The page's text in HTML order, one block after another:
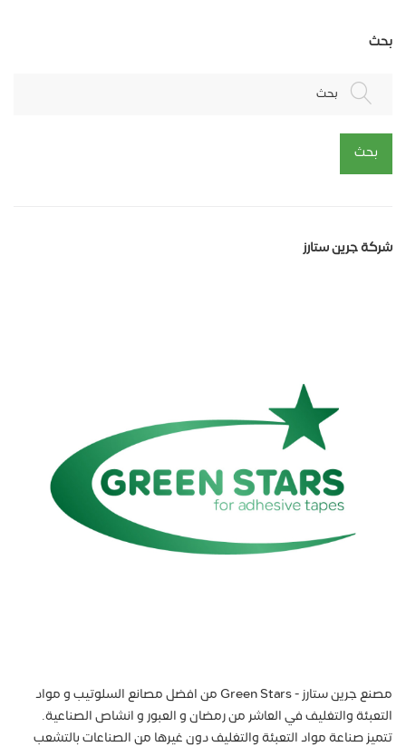
بحث
بحث
بحث
شركة جرين ستارز
مصنع جرين ستارز - Green Stars من افضل مصانع السلوتيب و مواد
التعبئة والتغليف في العاشر من رمضان و العبور و انشاص الصناعية.
تتميز صناعة مواد التعبئة والتغليف دون غيرها من الصناعات بالتشعب